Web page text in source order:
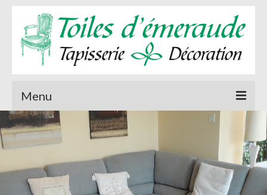
Menu
Accueil
Sièges